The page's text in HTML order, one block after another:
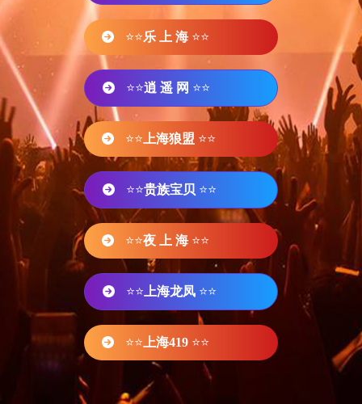
⭐⭐乐 上 海 ⭐⭐
⭐⭐逍 遥 网 ⭐⭐
⭐⭐ 上海狼盟 ⭐⭐
⭐⭐贵族宝贝 ⭐⭐
⭐⭐夜 上 海 ⭐⭐
⭐⭐ 上海龙凤 ⭐⭐
⭐⭐ 上海419 ⭐⭐